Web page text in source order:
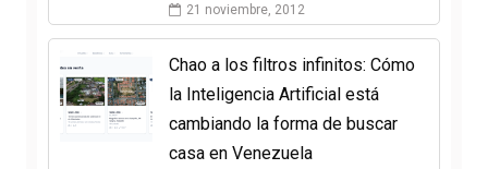
21 noviembre, 2012
Chao a los filtros infinitos: Cómo
la Inteligencia Artificial está
cambiando la forma de buscar
casa en Venezuela